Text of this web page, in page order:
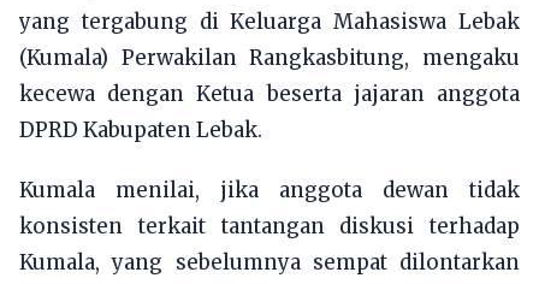
yang tergabung di Keluarga Mahasiswa Lebak
(Kumala) Perwakilan Rangkasbitung, mengaku
kecewa dengan Ketua beserta jajaran anggota
DPRD Kabupaten Lebak.
Kumala menilai, jika anggota dewan tidak
konsisten terkait tantangan diskusi terhadap
Kumala, yang sebelumnya sempat dilontarkan